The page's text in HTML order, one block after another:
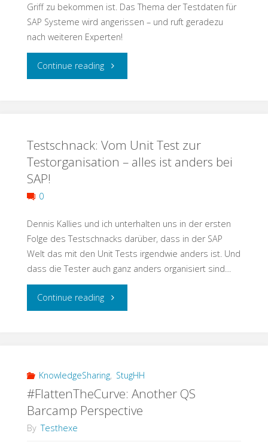
Ethics
in
Software
Griff zu bekommen ist. Das Thema der Testdaten für
SAP Systeme wird angerissen – und ruft geradezu
nach weiteren Experten!
Continue reading"Testschnack:
Testmanagement"
Testschnack: Vom Unit Test zur
Testorganisation – alles ist anders bei
SAP!
0
Dennis Kallies und ich unterhalten uns in der ersten
Folge des Testschnacks darüber, dass in der SAP
Welt das mit den Unit Tests irgendwie anders ist. Und
dass die Tester auch ganz anders organisiert sind…
Continue reading"Testschnack:
Test
zur
KnowledgeSharing, StugHH
#FlattenTheCurve: Another QS
Barcamp Perspective
By Testhexe